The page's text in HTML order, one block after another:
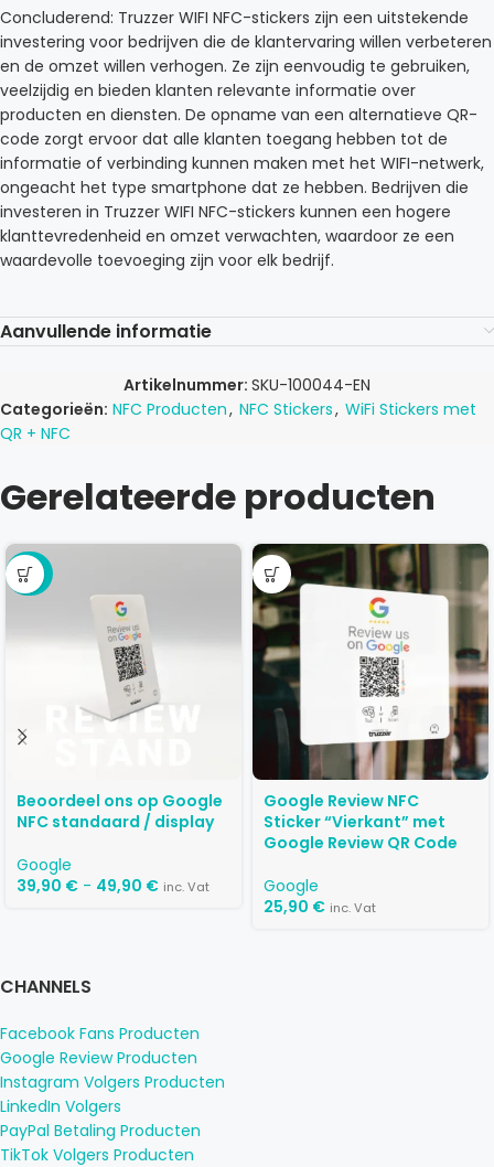
Concluderend: Truzzer WIFI NFC-stickers zijn een uitstekende
investering voor bedrijven die de klantervaring willen verbeteren
en de omzet willen verhogen. Ze zijn eenvoudig te gebruiken,
veelzijdig en bieden klanten relevante informatie over
producten en diensten. De opname van een alternatieve QR-
code zorgt ervoor dat alle klanten toegang hebben tot de
informatie of verbinding kunnen maken met het WIFI-netwerk,
ongeacht het type smartphone dat ze hebben. Bedrijven die
investeren in Truzzer WIFI NFC-stickers kunnen een hogere
klanttevredenheid en omzet verwachten, waardoor ze een
waardevolle toevoeging zijn voor elk bedrijf.
Aanvullende informatie
Artikelnummer: SKU-100044-EN
Categorieën: NFC Producten, NFC Stickers, WiFi Stickers met
QR + NFC
Gerelateerde producten
-29%
Beoordeel ons op Google
NFC standaard / display
Google
39,90 € - 49,90 € inc. Vat
Google Review NFC
Sticker “Vierkant” met
Google Review QR Code
Google
25,90 € inc. Vat
CHANNELS
Facebook Fans Producten
Google Review Producten
Instagram Volgers Producten
LinkedIn Volgers
PayPal Betaling Producten
TikTok Volgers Producten